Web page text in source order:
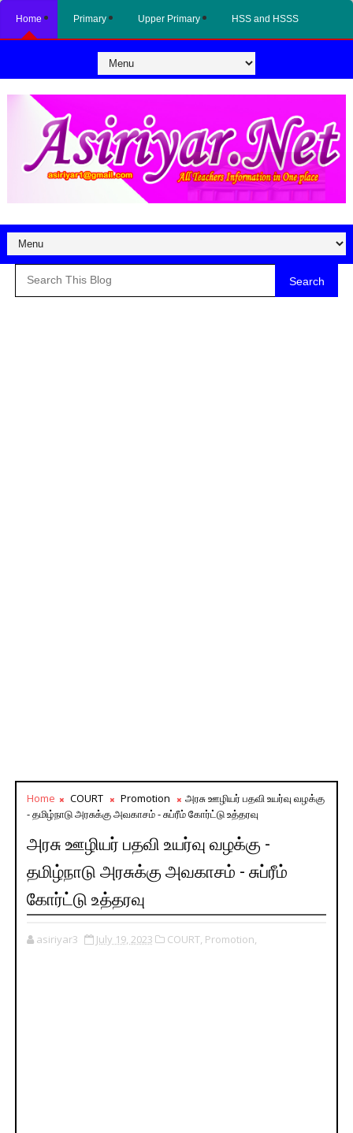
Home Primary Upper Primary HSS and HSSS
Search
Home COURT Promotion
அரசு ஊழியர் பதவி உயர்வு வழக்கு
- தமிழ்நாடு அரசுக்கு அவகாசம் - சுப்ரீம் கோர்ட்டு உத்தரவு
அரசு ஊழியர் பதவி உயர்வு வழக்கு -
தமிழ்நாடு அரசுக்கு அவகாசம் - சுப்ரீம்
கோர்ட்டு உத்தரவு
asiriyar3 July 19, 2023 COURT, Promotion,